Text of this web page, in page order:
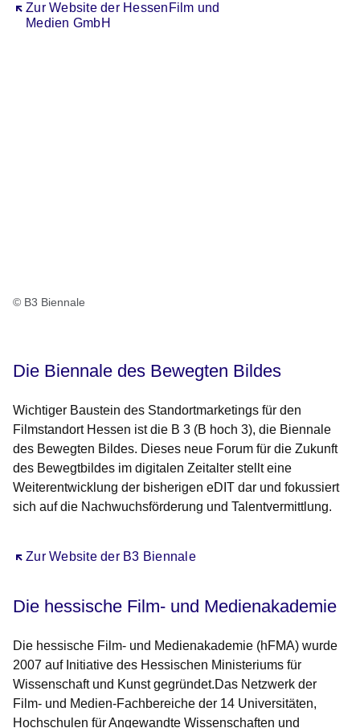
Zur Website der HessenFilm und
Medien GmbH
Öffnet sich in einem neuen Fenster
© B3 Biennale
Die Biennale des Bewegten Bildes
Wichtiger Baustein des Standortmarketings für den
Filmstandort Hessen ist die B 3 (B hoch 3), die Biennale
des Bewegten Bildes. Dieses neue Forum für die Zukunft
des Bewegtbildes im digitalen Zeitalter stellt eine
Weiterentwicklung der bisherigen eDIT dar und fokussiert
sich auf die Nachwuchsförderung und Talentvermittlung.
Zur Website der B3 Biennale
Öffnet sich in einem neuen Fenster
Die hessische Film- und Medienakademie
Die hessische Film- und Medienakademie (hFMA) wurde
2007 auf Initiative des Hessischen Ministeriums für
Wissenschaft und Kunst gegründet.Das Netzwerk der
Film- und Medien-Fachbereiche der 14 Universitäten,
Hochschulen für Angewandte Wissenschaften und